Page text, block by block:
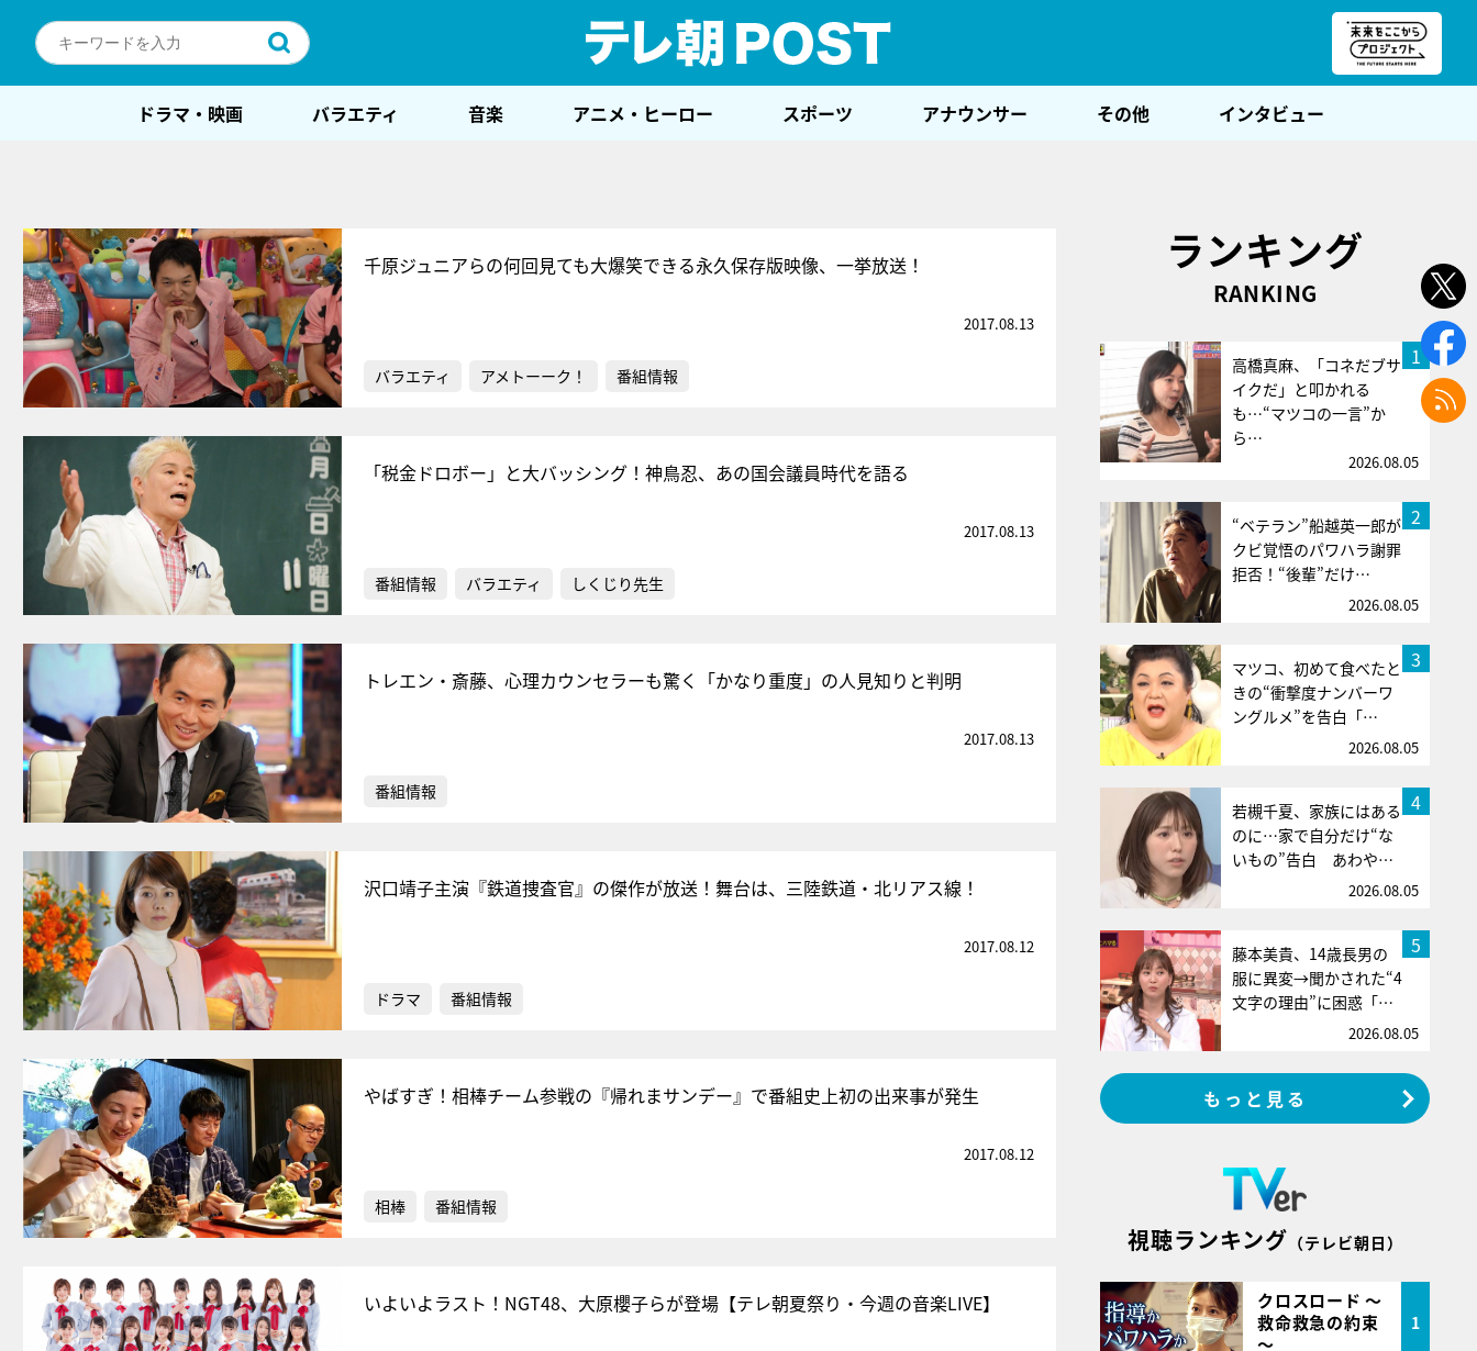
ドラマ・映画 バラエティ 音楽 アニメ・ヒーロー スポーツ アナウンサー その他 インタビュー
千原ジュニアらの何回見ても大爆笑できる永久保存版映像、一挙放送！
2017.08.13
バラエティ アメトーーク！ 番組情報
「税金ドロボー」と大バッシング！神鳥忍、あの国会議員時代を語る
2017.08.13
番組情報 バラエティ しくじり先生
トレエン・斎藤、心理カウンセラーも驚く「かなり重度」の人見知りと判明
2017.08.13
番組情報
沢口靖子主演『鉄道捜査官』の傑作が放送！舞台は、三陸鉄道・北リアス線！
2017.08.12
ドラマ 番組情報
やばすぎ！相棒チーム参戦の『帰れまサンデー』で番組史上初の出来事が発生
2017.08.12
相棒 番組情報
いよいよラスト！NGT48、大原櫻子らが登場【テレ朝夏祭り・今週の音楽LIVE】
ランキング
RANKING
1
高橋真麻、「コネだブサ
イクだ」と叩かれる
も…“マツコの一言”か
ら…
2026.08.05
2
“ベテラン”船越英一郎が
クビ覚悟のパワハラ謝罪
拒否！“後輩”だけ…
2026.08.05
3
マツコ、初めて食べたと
きの“衝撃度ナンバーワ
ングルメ”を告白「…
2026.08.05
4
若槻千夏、家族にはある
のに…家で自分だけ“な
いもの”告白 あわや…
2026.08.05
5
藤本美貴、14歳長男の
服に異変→聞かされた“4
文字の理由”に困惑「…
2026.08.05
もっと見る
視聴ランキング （テレビ朝日）
クロスロード ～
救命救急の約束
～
1